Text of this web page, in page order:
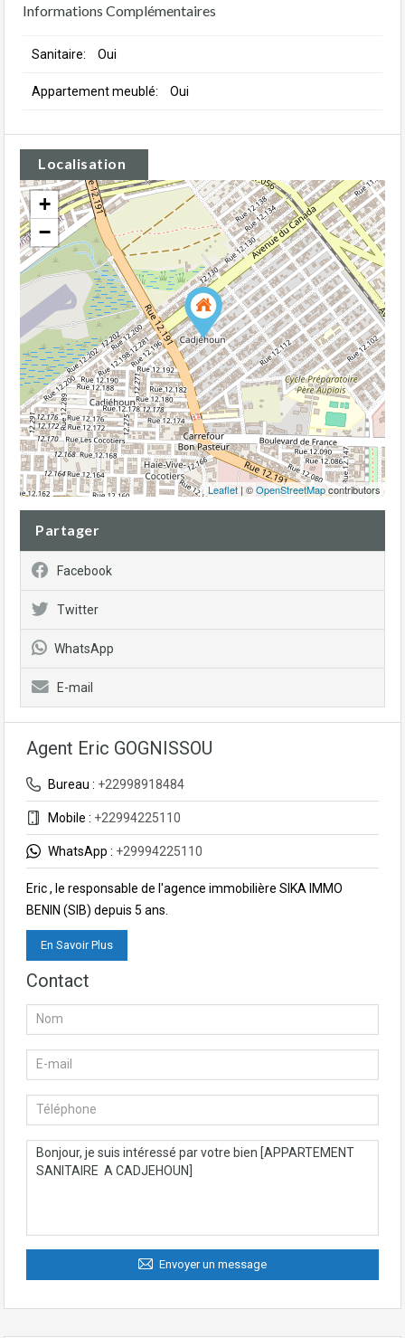
Informations Complémentaires
Sanitaire: Oui
Appartement meublé: Oui
Localisation
+
−
Leaflet | ©OpenStreetMapcontributors
Partager
Facebook
Twitter
WhatsApp
E-mail
Agent Eric GOGNISSOU
Bureau : +22998918484
Mobile : +22994225110
WhatsApp : +29994225110
Eric , le responsable de l'agence immobilière SIKA IMMO
BENIN (SIB) depuis 5 ans.
En Savoir Plus
Contact
Envoyer un message